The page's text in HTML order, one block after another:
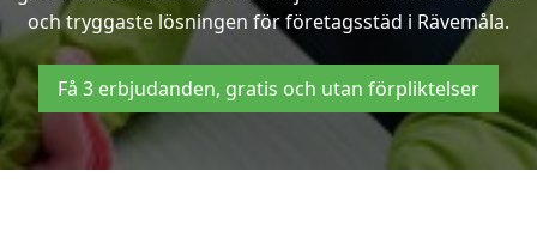
och tryggaste lösningen för företagsstäd i Rävemåla.
Få 3 erbjudanden, gratis och utan förpliktelser